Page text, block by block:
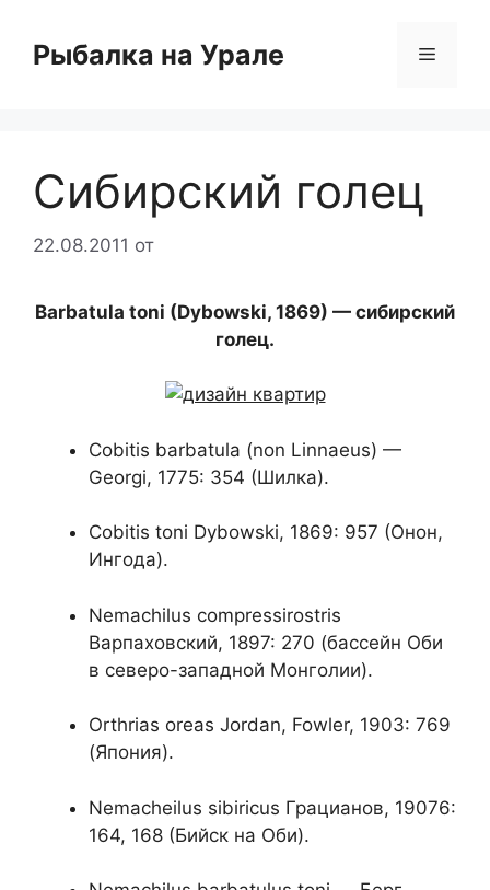
содержимому
Рыбалка на Урале Меню
Cибирский голец
22.08.2011 от
Barbatula toni (Dybowski, 1869) — сибирский
голец.
Cobitis barbatula (non Linnaeus) —
Georgi, 1775: 354 (Шилка).
Cobitis toni Dybowski, 1869: 957 (Онон,
Ингода).
Nemachilus compressirostris
Варпаховский, 1897: 270 (бассейн Оби
в северо-западной Монголии).
Orthrias oreas Jordan, Fowler, 1903: 769
(Япония).
Nemacheilus sibiricus Грацианов, 19076:
164, 168 (Бийск на Оби).